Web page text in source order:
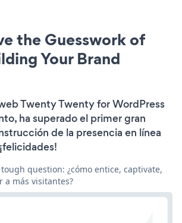
the Guesswork of
Your Brand
Twenty Twenty for WordPress
ha superado el primer gran
de la presencia en línea
question: ¿cómo entice, captivate,
a más visitantes?